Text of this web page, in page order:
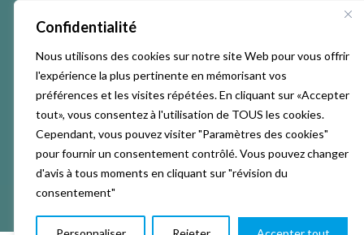
Confidentialité
Nous utilisons des cookies sur notre site Web pour vous offrir
l'expérience la plus pertinente en mémorisant vos
préférences et les visites répétées. En cliquant sur «Accepter
tout», vous consentez à l'utilisation de TOUS les cookies.
Cependant, vous pouvez visiter "Paramètres des cookies"
pour fournir un consentement contrôlé. Vous pouvez changer
d'avis à tous moments en cliquant sur "révision du
consentement"